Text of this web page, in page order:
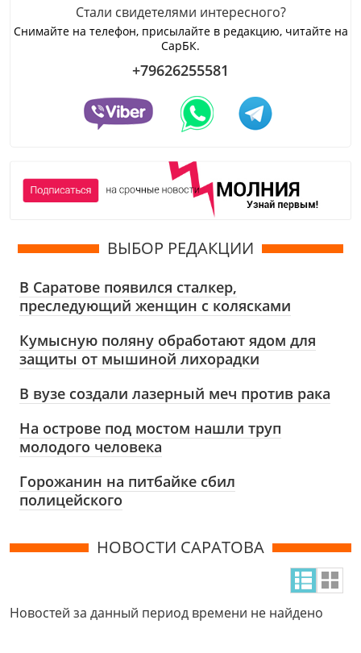
Стали свидетелями интересного?
Снимайте на телефон, присылайте в редакцию, читайте на
СарБК.
+79626255581
ВЫБОР РЕДАКЦИИ
В Саратове появился сталкер,
преследующий женщин с колясками
Кумысную поляну обработают ядом для
защиты от мышиной лихорадки
В вузе создали лазерный меч против рака
На острове под мостом нашли труп
молодого человека
Горожанин на питбайке сбил
полицейского
НОВОСТИ САРАТОВА
Новостей за данный период времени не найдено